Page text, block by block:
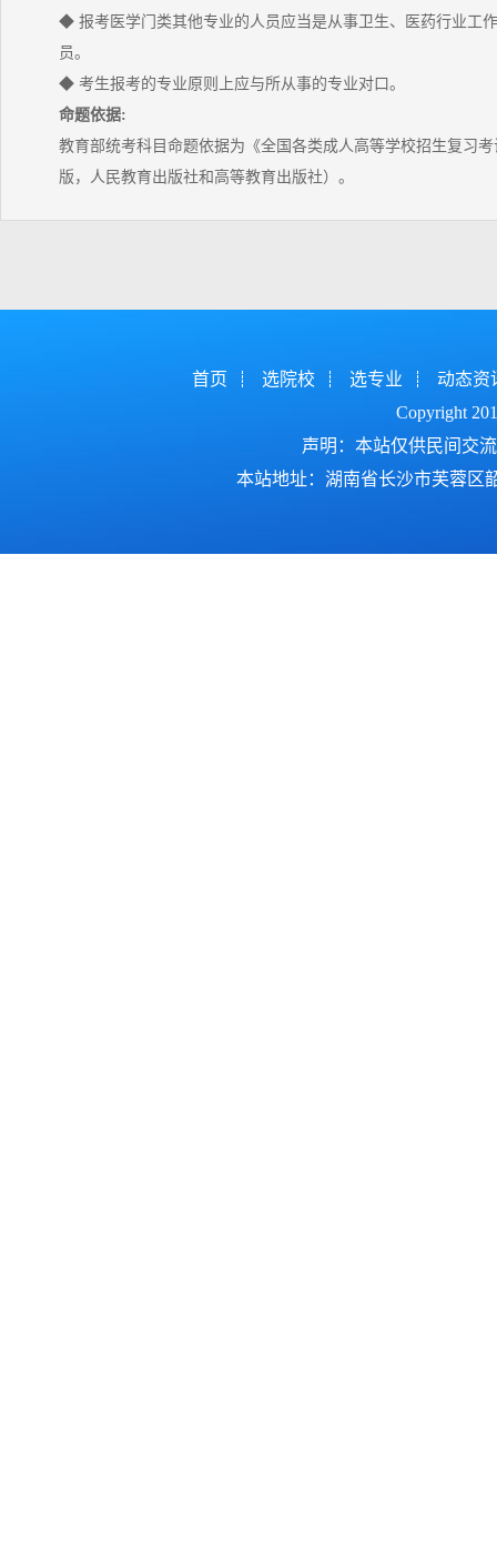
◆ 报考医学门类其他专业的人员应当是从事卫生、医药行业工
员。
◆ 考生报考的专业原则上应与所从事的专业对口。
命题依据:
教育部统考科目命题依据为《全国各类成人高等学校招生复习考
版，人民教育出版社和高等教育出版社）。
首页 选院校 选专业
动态资
Copyright
声明：本站仅供民间交
本站地址：湖南省长沙市芙蓉区